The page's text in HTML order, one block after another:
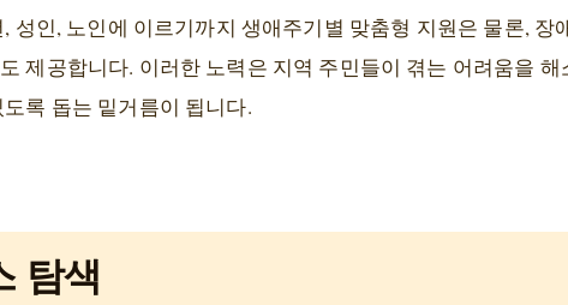
성인, 노인에 이르기까지 생애주기별 맞춤형 지원은 물론, 장
제공합니다. 이러한 노력은 지역 주민들이 겪는 어려움을
록 돕는 밑거름이 됩니다.
탐색